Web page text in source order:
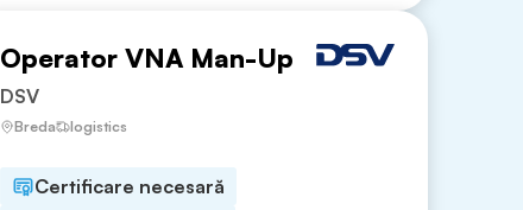
Operator VNA Man-Up
DSV
Breda logistics
Certificare necesară